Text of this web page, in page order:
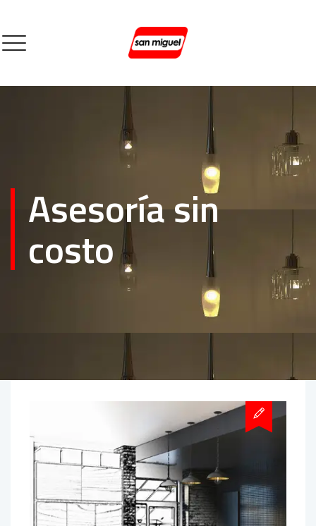
Asesoría sin
costo